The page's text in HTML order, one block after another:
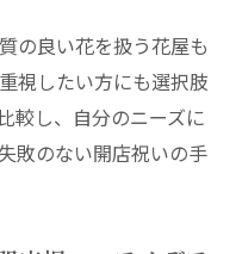
の良い花を扱う花屋も
視したい方にも選択肢
較し、自分のニーズに
敗のない開店祝いの手